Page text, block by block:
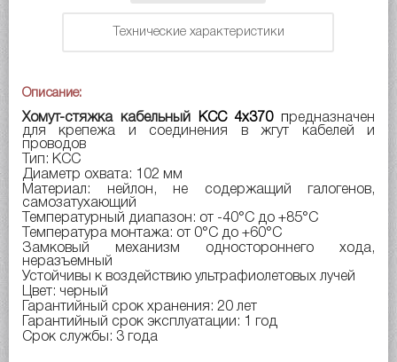
Технические характеристики
Описание:
Хомут-стяжка кабельный
КСС 4x370п редназначен
для крепежа и соединения в жгут кабелей и
проводов
Тип: КСС
Диаметр охвата: 102 мм
Материал: нейлон, не содержащий галогенов,
самозатухающий
Температурный диапазон: от -40°C до +85°C
Температура монтажа: от 0°C до +60°C
Замковый механизм одностороннего хода,
неразъемный
Устойчивы к воздействию ультрафиолетовых лучей
Цвет: черный
Гарантийный срок хранения: 20 лет
Гарантийный срок эксплуатации: 1 год
Срок службы: 3 года